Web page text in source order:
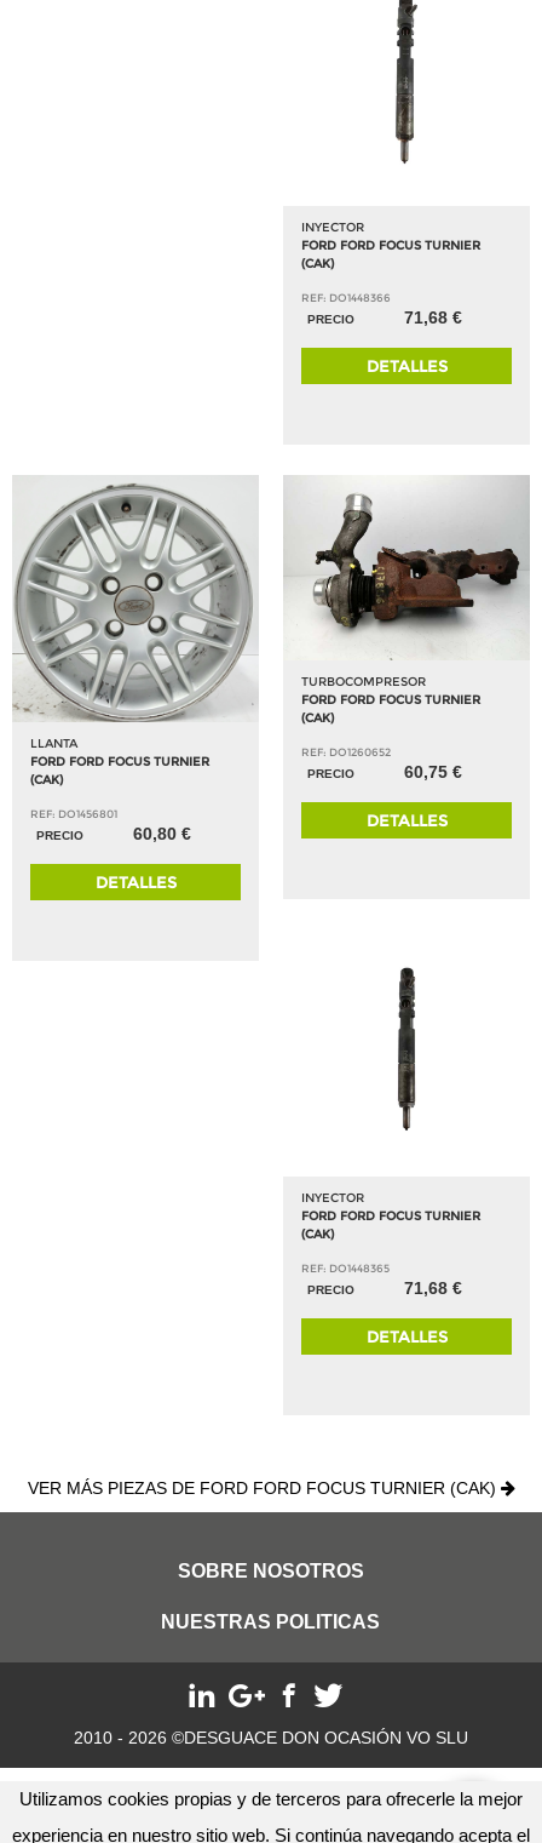
Utilizamos cookies propias y de terceros para ofrecerle la mejor
experiencia en nuestro sitio web. Si continúa navegando acepta el
INYECTOR
FORD FORD FOCUS TURNIER
(CAK)
REF: DO1448366
PRECIO
71,68 €
DETALLES
LLANTA
FORD FORD FOCUS TURNIER
(CAK)
REF: DO1456801
PRECIO
60,80 €
DETALLES
TURBOCOMPRESOR
FORD FORD FOCUS TURNIER
(CAK)
REF: DO1260652
PRECIO
60,75 €
DETALLES
INYECTOR
FORD FORD FOCUS TURNIER
(CAK)
REF: DO1448365
PRECIO
71,68 €
DETALLES
VER MÁS PIEZAS DE FORD FORD FOCUS TURNIER (CAK)
SOBRE NOSOTROS
NUESTRAS POLITICAS
2010 - 2026 ©DESGUACE DON OCASIÓN VO SLU